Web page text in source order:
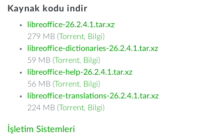
Kaynak kodu indir
libreoffice-26.2.4.1.tar.xz
279 MB (Torrent, Bilgi)
libreoffice-dictionaries-26.2.4.1.tar.xz
59 MB (Torrent, Bilgi)
libreoffice-help-26.2.4.1.tar.xz
56 MB (Torrent, Bilgi)
libreoffice-translations-26.2.4.1.tar.xz
224 MB (Torrent, Bilgi)
İşletim Sistemleri